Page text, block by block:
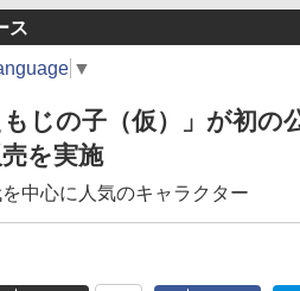
ス
▼
もじの子（仮）」が初
を実施
中心に人気のキャラクター